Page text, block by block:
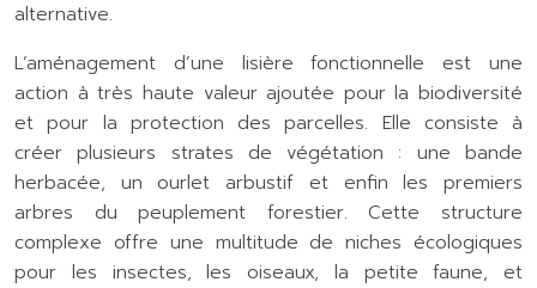
alternative.
L’aménagement d’une lisière fonctionnelle est une
action à très haute valeur ajoutée pour la biodiversité
et pour la protection des parcelles. Elle consiste à
créer plusieurs strates de végétation : une bande
herbacée, un ourlet arbustif et enfin les premiers
arbres du peuplement forestier. Cette structure
complexe offre une multitude de niches écologiques
pour les insectes, les oiseaux, la petite faune, et